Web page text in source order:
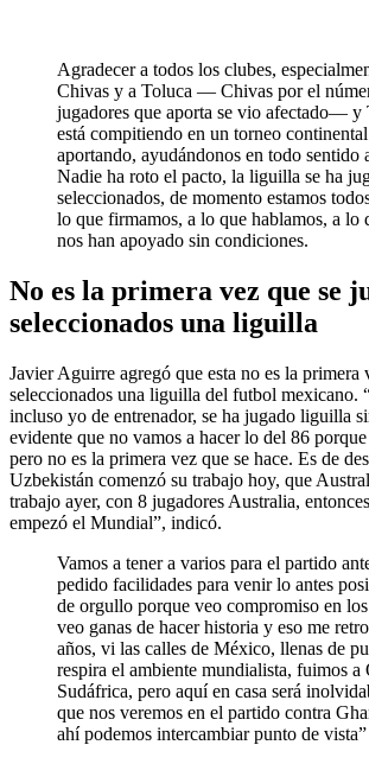
Agradecer a todos los clubes,
Chivas y a Toluca — Chivas por el
jugadores que aporta se vio afectado— y
está compitiendo en un torneo
aportando, ayudándonos en todo sentido
Nadie ha roto el pacto, la liguilla se ha
seleccionados, de momento estamos
lo que firmamos, a lo que hablamos, a lo
nos han apoyado sin condiciones.
No es la primera vez que se
seleccionados una liguilla
Javier Aguirre agregó que esta no es la primera
seleccionados una liguilla del futbol mexicano.
incluso yo de entrenador, se ha jugado liguilla
evidente que no vamos a hacer lo del 86
pero no es la primera vez que se hace. Es de
Uzbekistán comenzó su trabajo hoy, que
trabajo ayer, con 8 jugadores Australia,
empezó el Mundial”, indicó.
Vamos a tener a varios para el partido
pedido facilidades para venir lo antes
de orgullo porque veo compromiso en
veo ganas de hacer historia y eso me
años, vi las calles de México, llenas de
respira el ambiente mundialista, fuimos a
Sudáfrica, pero aquí en casa será
que nos veremos en el partido contra
ahí podemos intercambiar punto de vista”